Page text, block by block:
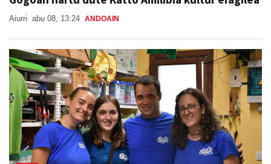
Aiurri abu 08, 13:24 ANDOAIN